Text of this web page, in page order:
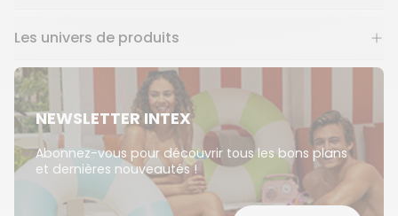
Les univers de produits
NEWSLETTER INTEX
Abonnez-vous pour découvrir tous les bons plans
et dernières nouveautés !